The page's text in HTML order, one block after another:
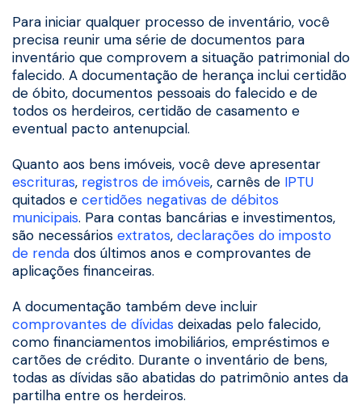
Para iniciar qualquer processo de inventário, você
precisa reunir uma série de documentos para
inventário que comprovem a situação patrimonial do
falecido. A documentação de herança inclui certidão
de óbito, documentos pessoais do falecido e de
todos os herdeiros, certidão de casamento e
eventual pacto antenupcial.
Quanto aos bens imóveis, você deve apresentar
escrituras, registros de imóveis, carnês de IPTU
quitados e certidões negativas de débitos
municipais. Para contas bancárias e investimentos,
são necessários extratos, declarações do imposto
de renda dos últimos anos e comprovantes de
aplicações financeiras.
A documentação também deve incluir
comprovantes de dívidas deixadas pelo falecido,
como financiamentos imobiliários, empréstimos e
cartões de crédito. Durante o inventário de bens,
todas as dívidas são abatidas do patrimônio antes da
partilha entre os herdeiros.